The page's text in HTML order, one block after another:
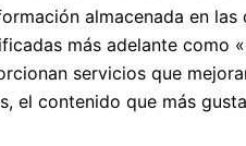
almacenada en
más adelante como
servicios que
el contenido que más